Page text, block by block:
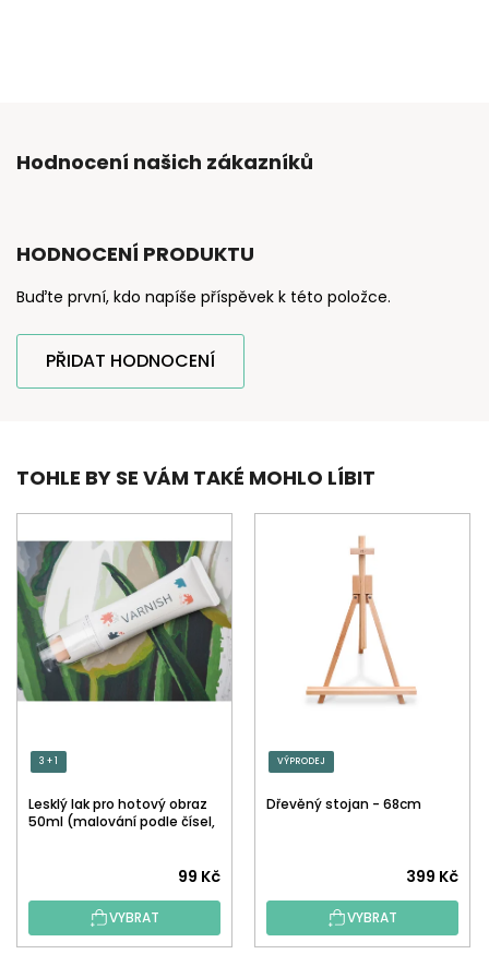
Hodnocení našich zákazníků
HODNOCENÍ PRODUKTU
Buďte první, kdo napíše příspěvek k této položce.
PŘIDAT HODNOCENÍ
TOHLE BY SE VÁM TAKÉ MOHLO LÍBIT
3 + 1
Lesklý lak pro hotový obraz
50ml (malování podle čísel,
hodnocení
produktu
je
99 Kč
VYBRAT
VÝPRODEJ
Dřevěný stojan - 68cm
399 Kč
VYBRAT